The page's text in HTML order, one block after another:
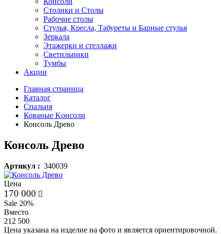
Столики и Столы
Рабочие столы
Стулья, Кресла, Табуреты и Барные стулья
Зеркала
Этажерки и стеллажи
Светильники
Тумбы
Акции
Главная страница
Каталог
Спальня
Кованые Kонсоли
Консоль Древо
Консоль Древо
Артикул : 340039
Цена
170 000
Sale 20%
Вместо
212 500
Цена указана на изделие на фото и является ориентировочной.